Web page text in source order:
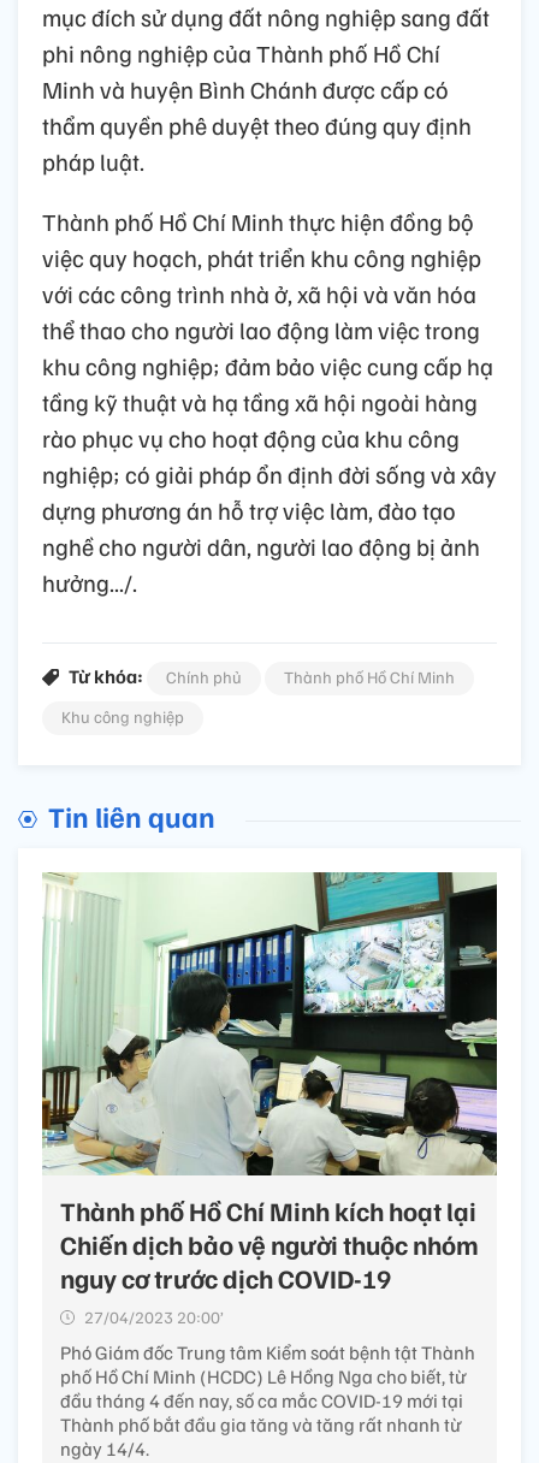
mục đích sử dụng đất nông nghiệp sang đất
phi nông nghiệp của Thành phố Hồ Chí
Minh và huyện Bình Chánh được cấp có
thẩm quyền phê duyệt theo đúng quy định
pháp luật.
Thành phố Hồ Chí Minh thực hiện đồng bộ
việc quy hoạch, phát triển khu công nghiệp
với các công trình nhà ở, xã hội và văn hóa
thể thao cho người lao động làm việc trong
khu công nghiệp; đảm bảo việc cung cấp hạ
tầng kỹ thuật và hạ tầng xã hội ngoài hàng
rào phục vụ cho hoạt động của khu công
nghiệp; có giải pháp ổn định đời sống và xây
dựng phương án hỗ trợ việc làm, đào tạo
nghề cho người dân, người lao động bị ảnh
hưởng.../.
Từ khóa: Chính phủ
Thành phố Hồ Chí Minh
Khu công nghiệp
Tin liên quan
Thành phố Hồ Chí Minh kích hoạt lại
Chiến dịch bảo vệ người thuộc nhóm
nguy cơ trước dịch COVID-19
27/04/2023 20:00’
Phó Giám đốc Trung tâm Kiểm soát bệnh tật Thành
phố Hồ Chí Minh (HCDC) Lê Hồng Nga cho biết, từ
đầu tháng 4 đến nay, số ca mắc COVID-19 mới tại
Thành phố bắt đầu gia tăng và tăng rất nhanh từ
ngày 14/4.